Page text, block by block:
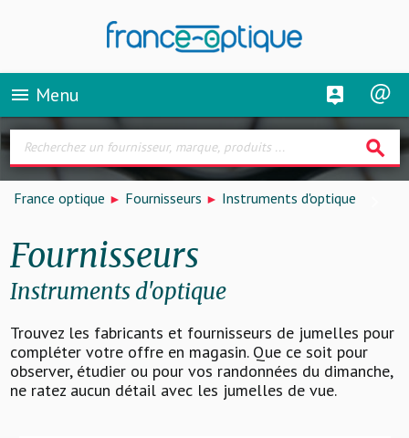
menu Menu
search
France optique Fournisseurs Instruments d'optique
Fournisseurs
Instruments d'optique
Trouvez les fabricants et fournisseurs de jumelles pour
compléter votre offre en magasin. Que ce soit pour
observer, étudier ou pour vos randonnées du dimanche,
ne ratez aucun détail avec les jumelles de vue.